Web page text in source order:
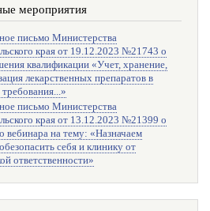
мероприятия
письмо Министерства
края от 19.12.2023 №21743 о
квалификации «Учет, хранение,
лекарственных препаратов в
письмо Министерства
края от 13.12.2023 №21399 о
вебинара на тему: «Назначаем
себя и клинику от
ответственности»